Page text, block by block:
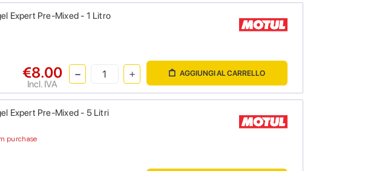
Expert Pre-Mixed - 1 Litro
€8.00
Incl. IVA
AGGIUNGI AL CARRELLO
Expert Pre-Mixed - 5 Litri
purchase